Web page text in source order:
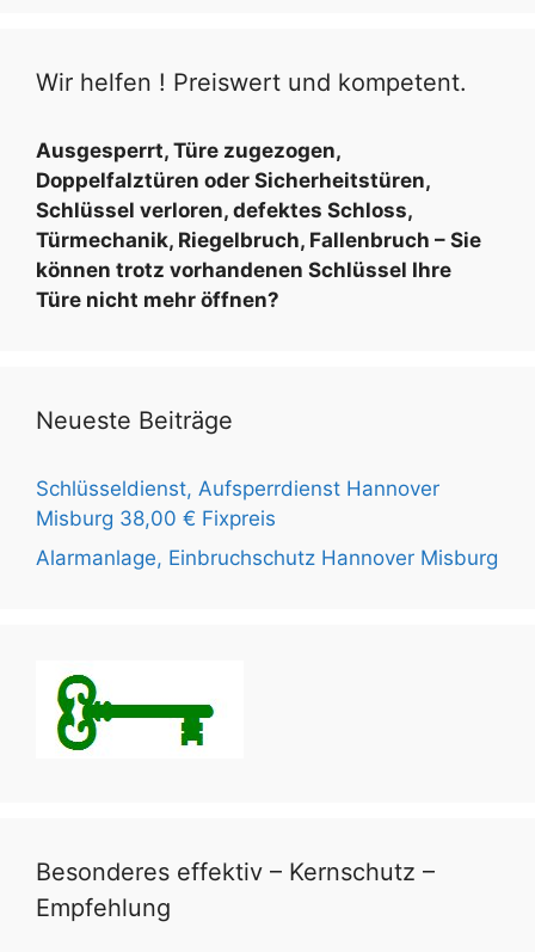
n
a
c
h
:
Wir helfen ! Preiswert und kompetent.
Ausgesperrt, Türe zugezogen,
Doppelfalztüren oder Sicherheitstüren,
Schlüssel verloren, defektes Schloss,
Türmechanik, Riegelbruch, Fallenbruch – Sie
können trotz vorhandenen Schlüssel Ihre
Türe nicht mehr öffnen?
Neueste Beiträge
Schlüsseldienst, Aufsperrdienst Hannover
Misburg 38,00 € Fixpreis
Alarmanlage, Einbruchschutz Hannover Misburg
Besonderes effektiv – Kernschutz –
Empfehlung